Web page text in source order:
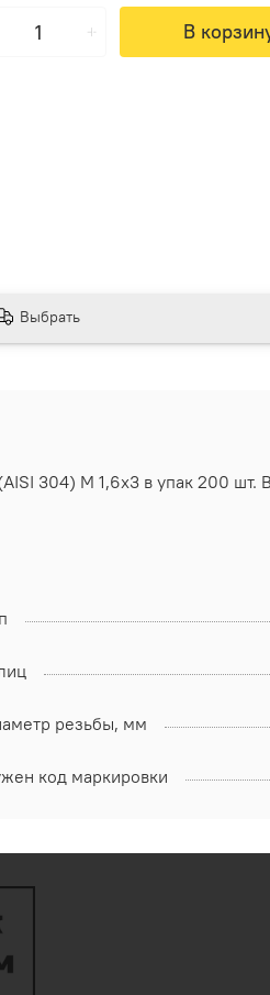
В
Выбрать
304) M 1,6х3 в упак 200 шт.
резьбы, мм
код маркировки